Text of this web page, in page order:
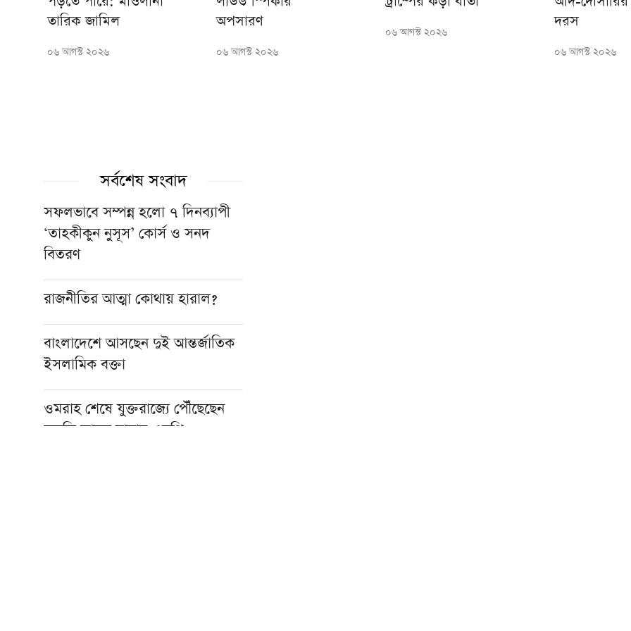
তারিক জামিল
০৬ আগস্ট ২০২৬
অপসারণ
০৬ আগস্ট ২০২৬
০৬ আগস্ট ২০২৬
দরস
০৬ আগস্ট ২০২৬
সর্বশেষ সংবাদ
সফলভাবে সম্পন্ন হলো ৭ দিনব্যাপী
‘তাহকীকুন নুসূস’ কোর্স ও সনদ
বিতরণ
রাজনীতির আত্মা কোথায় হারাল?
বাংলাদেশে আসছেন দুই আন্তর্জাতিক
ইসলামিক বক্তা
ওমরাহ শেষে যুক্তরাজ্যে পৌঁছেছেন
মুফতি আবুল হাসান এমপি